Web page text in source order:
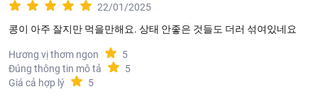
22/01/2025
콩이 아주 잘지만 먹을만해요. 상태 안좋은 것들도 더러 섞여있네요
Hương vị thơm ngon
5
Đúng thông tin mô tả
5
Giá cả hợp lý
5